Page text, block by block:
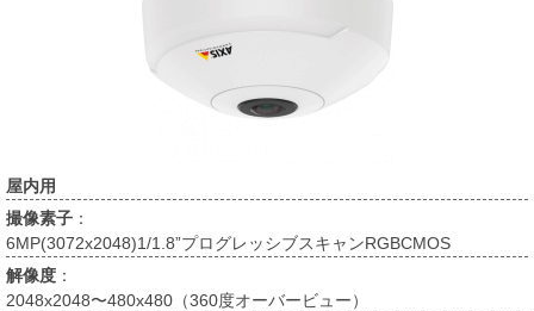
屋内用
撮像素子 ：
6MP(3072x2048)1/1.8”プログレッシブスキャンRGBCMOS
解像度 ：
2048x2048〜480x480（360度オーバービュー）